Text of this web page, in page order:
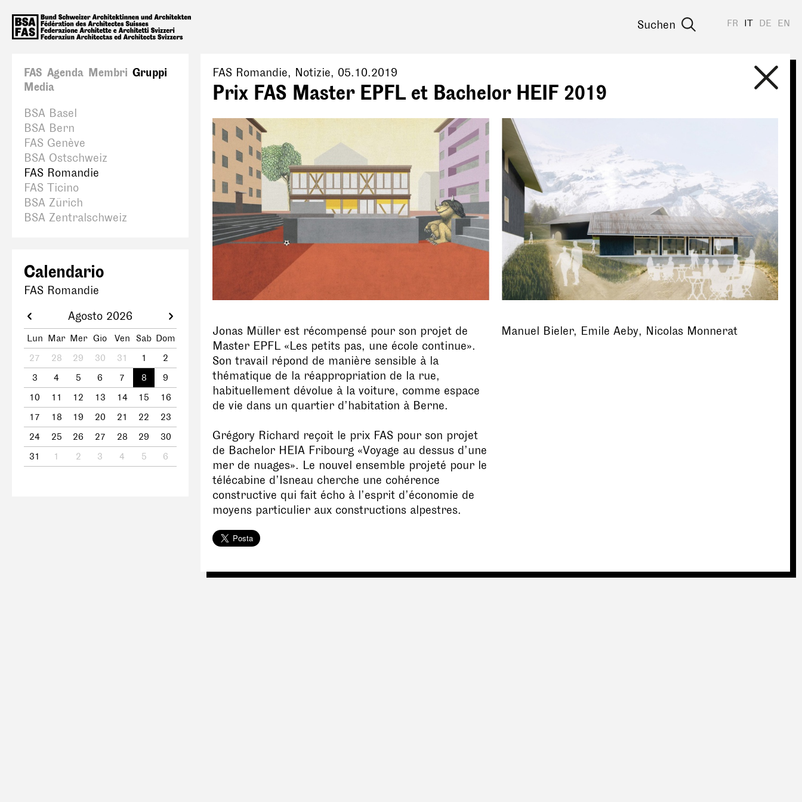
Suchen FR IT DE EN
FAS Agenda Membri Gruppi
Media
BSA Basel
BSA Bern
FAS Genève
BSA Ostschweiz
FAS Romandie
FAS Ticino
BSA Zürich
BSA Zentralschweiz
FAS Romandie, Notizie, 05.10.2019
Prix FAS Master EPFL et Bachelor HEIF 2019
Jonas Müller est récompensé pour son projet de
Master EPFL «Les petits pas, une école continue».
Son travail répond de manière sensible à la
thématique de la réappropriation de la rue,
habituellement dévolue à la voiture, comme espace
de vie dans un quartier d’habitation à Berne.
Grégory Richard reçoit le prix FAS pour son projet
de Bachelor HEIA Fribourg «Voyage au dessus d’une
mer de nuages». Le nouvel ensemble projeté pour le
télécabine d’Isneau cherche une cohérence
constructive qui fait écho à l’esprit d’économie de
moyens particulier aux constructions alpestres.
Manuel Bieler, Emile Aeby, Nicolas Monnerat
Calendario
FAS Romandie
Agosto 2026
Lun Mar Mer Gio Ven Sab Dom
27
28 29 30 31 1
2
3
4 5 6 7 8
9
10
11 12 13 14 15
16
17
18 19 20 21 22
23
24
25 26 27 28 29
30
31
1 2 3 4 5 6